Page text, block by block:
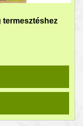
termesztéshez